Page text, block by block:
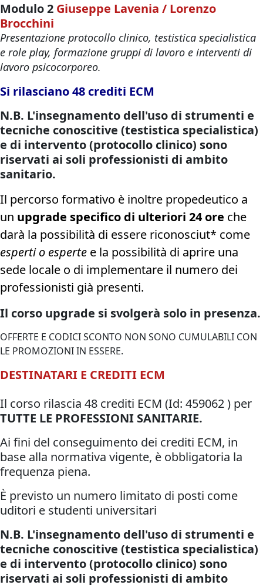
Modulo 2 Giuseppe Lavenia / Lorenzo
Brocchini
Presentazione protocollo clinico, testistica specialistica
e role play, formazione gruppi di lavoro e interventi di
lavoro psicocorporeo.
Si rilasciano 48 crediti ECM
N.B. L'insegnamento dell'uso di strumenti e
tecniche conoscitive (testistica specialistica)
e di intervento (protocollo clinico) sono
riservati ai soli professionisti di ambito
sanitario.
Il percorso formativo è inoltre propedeutico a
un upgrade specifico di ulteriori 24 ore che
darà la possibilità di essere riconosciut* come
esperti o esperte e la possibilità di aprire una
sede locale o di implementare il numero dei
professionisti già presenti.
Il corso upgrade si svolgerà solo in presenza.
OFFERTE E CODICI SCONTO NON SONO CUMULABILI CON
LE PROMOZIONI IN ESSERE.
DESTINATARI E CREDITI ECM
Il corso rilascia 48 crediti ECM (Id: 459062) per
TUTTE LE PROFESSIONI SANITARIE.
Ai fini del conseguimento dei crediti ECM, in
base alla normativa vigente, è obbligatoria la
frequenza piena.
È previsto un numero limitato di posti come
uditori e studenti universitari
N.B. L'insegnamento dell'uso di strumenti e
tecniche conoscitive (testistica specialistica)
e di intervento (protocollo clinico) sono
riservati ai soli professionisti di ambito